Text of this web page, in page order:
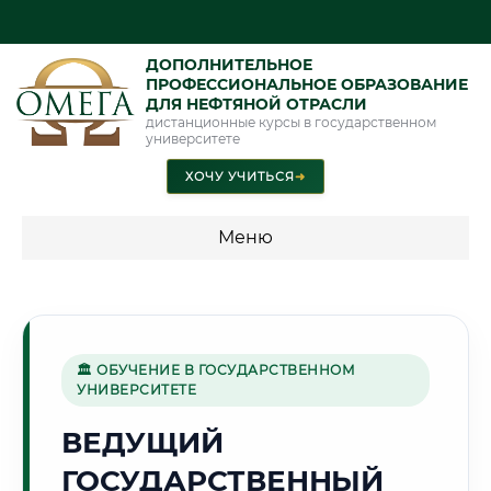
ДОПОЛНИТЕЛЬНОЕ
ПРОФЕССИОНАЛЬНОЕ ОБРАЗОВАНИЕ
ДЛЯ НЕФТЯНОЙ ОТРАСЛИ
дистанционные курсы в государственном
университете
ХОЧУ УЧИТЬСЯ➜
Меню
Г. СЫКТЫВКАР
🏛 ОБУЧЕНИЕ В ГОСУДАРСТВЕННОМ
УНИВЕРСИТЕТЕ
ВЕДУЩИЙ
ГОСУДАРСТВЕННЫЙ